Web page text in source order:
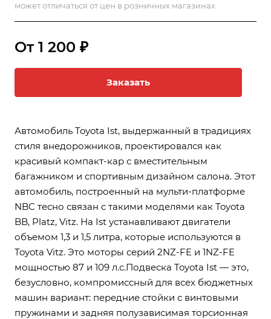
может отличаться от цен в розничных магазинах
От 1 200 ₽
Заказать
Автомобиль Toyota Ist, выдержанный в традициях
стиля внедорожников, проектировался как
красивый компакт-кар с вместительным
багажником и спортивным дизайном салона. Этот
автомобиль, построенный на мульти-платформе
NBC тесно связан с такими моделями как Toyota
BB, Platz, Vitz. На Ist устанавливают двигатели
объемом 1,3 и 1,5 литра, которые используются в
Toyota Vitz. Это моторы серий 2NZ-FE и 1NZ-FE
мощностью 87 и 109 л.с.Подвеска Toyota Ist — это,
безусловно, компромиссный для всех бюджетных
машин вариант: передние стойки с винтовыми
пружинами и задняя полузависимая торсионная